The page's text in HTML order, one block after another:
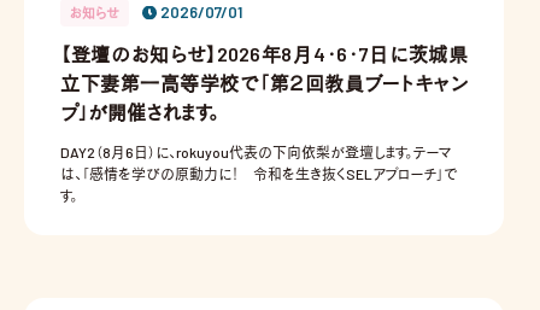
お知らせ 2026/07/01
【登壇のお知らせ】2026年8月4・6・7日に茨城県
立下妻第一高等学校で「第２回教員ブートキャン
プ」が開催されます。
DAY2（8月6日）に、rokuyou代表の下向依梨が登壇します。テーマ
は、「感情を学びの原動力に！ 令和を生き抜くSELアプローチ」で
す。